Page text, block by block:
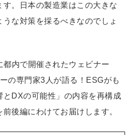
す。日本の製造業はこの大きな
な対策を採るべきなのでしょ
内で開催されたウェビナー
の専門家3人が語る！ESGがも
とDXの可能性」の内容を再構成
後編にわけてお届けします。